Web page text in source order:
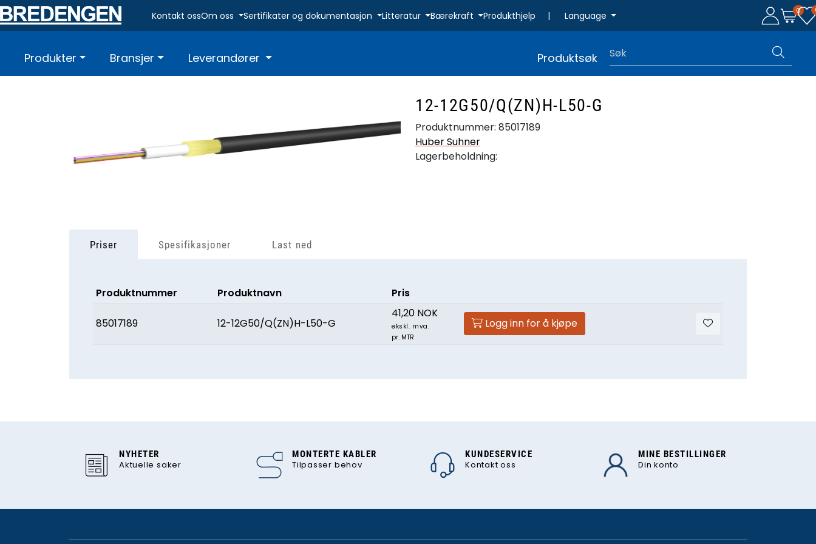
Skip to main content
Kontakt ossOm oss Sertifikater og dokumentasjon Litteratur Bærekraft Produkthjelp | Language 0
Produkter Bransjer Leverandører Produktsøk
12-12G50/Q(ZN)H-L50-G
Produktnummer: 85017189
Huber Suhner
Lagerbeholdning:
Priser Spesifikasjoner Last ned
Produktnummer Produktnavn Pris
85017189 12-12G50/Q(ZN)H-L50-G
41,20 NOK
ekskl. mva.
pr. MTR
Logg inn for å kjøpe
NYHETER
Aktuelle saker
MONTERTE KABLER
Tilpasser behov
KUNDESERVICE
Kontakt oss
MINE BESTILLINGER
Din konto